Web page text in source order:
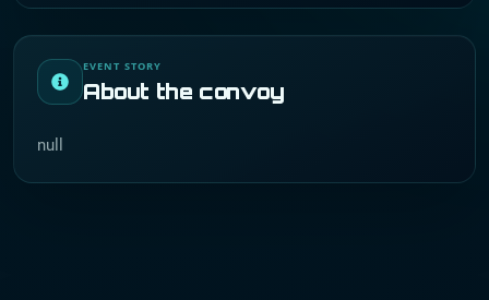
EVENT STORY
About the convoy
null